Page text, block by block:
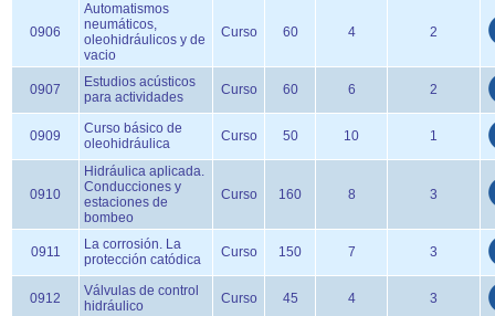
0906
Automatismos
neumáticos,
oleohidráulicos y de
vacio
Curso 60 4 2
0907
Estudios acústicos
para actividades
Curso 60 6 2
0909
Curso básico de
oleohidráulica
Curso 50 10 1
0910
Hidráulica aplicada.
Conducciones y
estaciones de
bombeo
Curso 160 8 3
0911
La corrosión. La
protección catódica
Curso 150 7 3
0912
Válvulas de control
hidráulico
Curso 45 4 3